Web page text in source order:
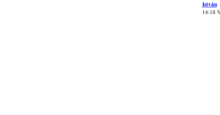
István
14:18